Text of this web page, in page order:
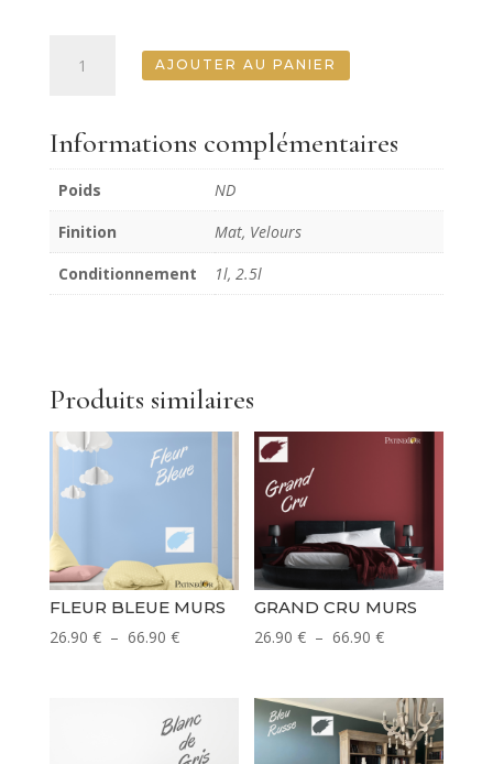
Murs
AJOUTER AU PANIER
Informations complémentaires
Poids
ND
Finition
Mat, Velours
Conditionnement
1l, 2.5l
Produits similaires
FLEUR BLEUE MURS
26.90 € – 66.90 €Plage
26.90 €
à
GRAND CRU MURS
26.90€ – 66.90€Plage
prix :
26.90 €
à